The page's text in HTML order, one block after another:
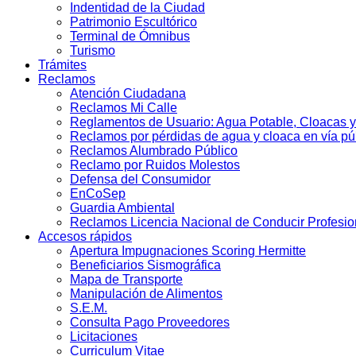
Indentidad de la Ciudad
Patrimonio Escultórico
Terminal de Ómnibus
Turismo
Trámites
Reclamos
Atención Ciudadana
Reclamos Mi Calle
Reglamentos de Usuario: Agua Potable, Cloacas
Reclamos por pérdidas de agua y cloaca en vía
Reclamos Alumbrado Público
Reclamo por Ruidos Molestos
Defensa del Consumidor
EnCoSep
Guardia Ambiental
Reclamos Licencia Nacional de Conducir
Accesos rápidos
Apertura Impugnaciones Scoring Hermitte
Beneficiarios Sismográfica
Mapa de Transporte
Manipulación de Alimentos
S.E.M.
Consulta Pago Proveedores
Licitaciones
Curriculum Vitae